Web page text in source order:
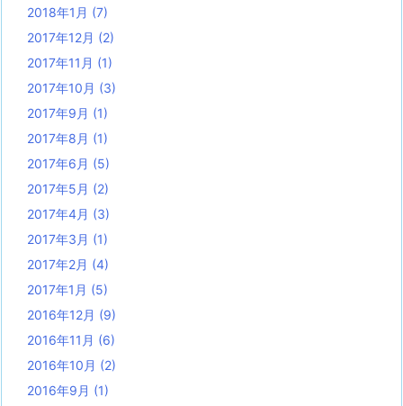
2018年1月 (7)
2017年12月 (2)
2017年11月 (1)
2017年10月 (3)
2017年9月 (1)
2017年8月 (1)
2017年6月 (5)
2017年5月 (2)
2017年4月 (3)
2017年3月 (1)
2017年2月 (4)
2017年1月 (5)
2016年12月 (9)
2016年11月 (6)
2016年10月 (2)
2016年9月 (1)